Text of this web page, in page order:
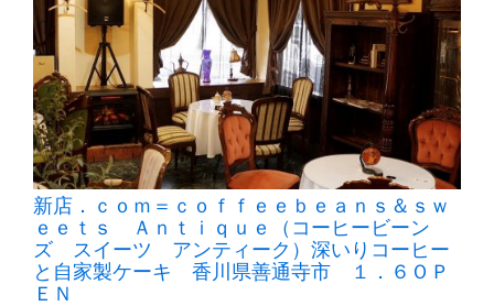
新店．ｃｏｍ＝ｃｏｆｆｅｅｂｅａｎｓ＆ｓｗ
ｅｅｔｓ Ａｎｔｉｑｕｅ（コーヒービーン
ズ スイーツ アンティーク）深いりコーヒー
と自家製ケーキ 香川県善通寺市 １．６ＯＰ
ＥＮ